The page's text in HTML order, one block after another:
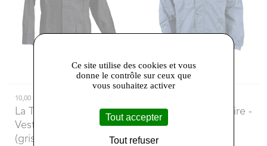
10,00 €
La Tranchée Militaire-
Veste de travail
(grise)
La Tranchée Militaire -
Veste de travail
(bleue)
Ce site utilise des cookies et vous
donne le contrôle sur ceux que
vous souhaitez activer
Tout accepter
Tout refuser